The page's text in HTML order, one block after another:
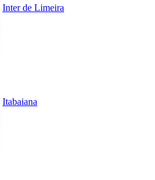
Inter de Limeira
Itabaiana